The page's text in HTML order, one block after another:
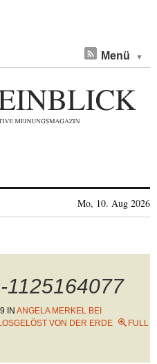
Menü
Mo, 10. Aug 2026
1125164077
IN ANGELA MERKEL BEI
VON DER ERDE
FULL